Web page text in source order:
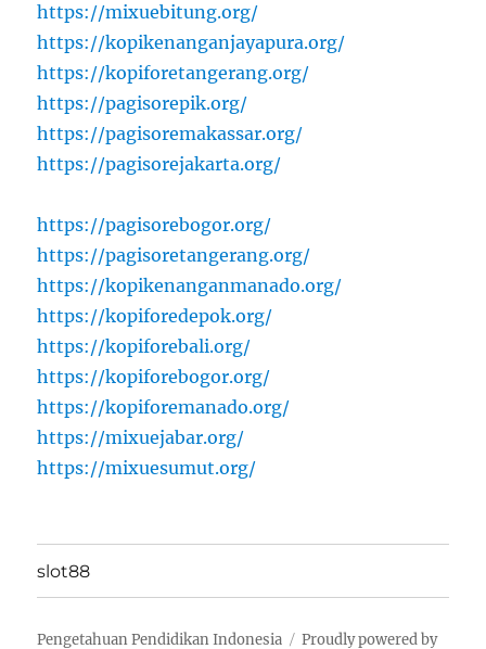
https://mixuebitung.org/
https://kopikenanganjayapura.org/
https://kopiforetangerang.org/
https://pagisorepik.org/
https://pagisoremakassar.org/
https://pagisorejakarta.org/
https://pagisorebogor.org/
https://pagisoretangerang.org/
https://kopikenanganmanado.org/
https://kopiforedepok.org/
https://kopiforebali.org/
https://kopiforebogor.org/
https://kopiforemanado.org/
https://mixuejabar.org/
https://mixuesumut.org/
slot88
Pengetahuan Pendidikan Indonesia Proudly powered by